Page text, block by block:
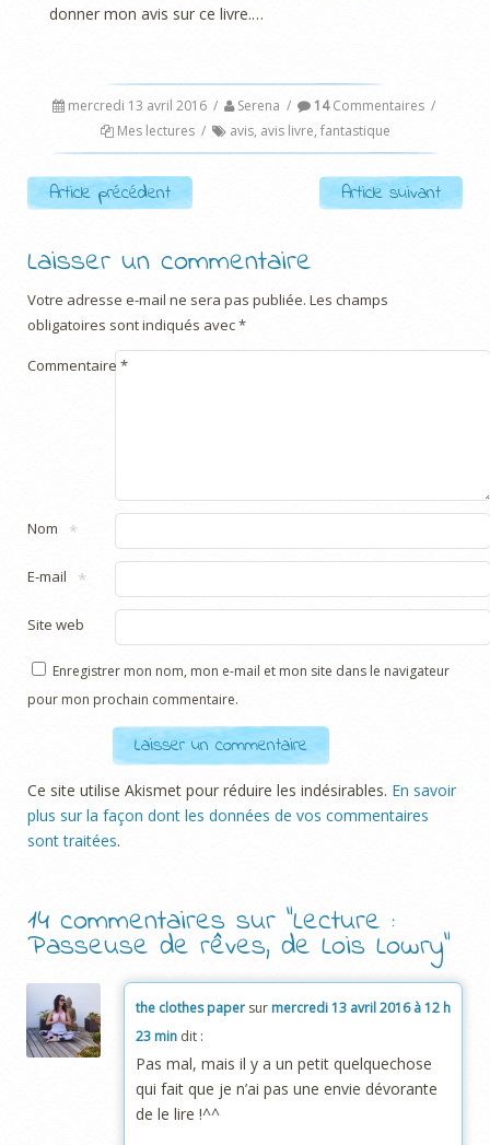
donner mon avis sur ce livre.…
mercredi 13 avril 2016 / Serena / 14Commentaires /
Mes lectures / avis, avis livre, fantastique
Post navigation
Article précédent Article suivant
Laisser un commentaire
Votre adresse e-mail ne sera pas publiée. Les champs
obligatoires sont indiqués avec*
Commentaire *
Nom *
E-mail *
Site web
Enregistrer mon nom, mon e-mail et mon site dans le navigateur
pour mon prochain commentaire.
Ce site utilise Akismet pour réduire les indésirables. En savoir
plus sur la façon dont les données de vos commentaires
sont traitées.
14 commentaires sur “Lecture :
Passeuse de rêves, de Lois Lowry”
the clothes paper sur mercredi 13 avril 2016 à 12 h
23 min dit :
Pas mal, mais il y a un petit quelquechose
qui fait que je n’ai pas une envie dévorante
de le lire !^^